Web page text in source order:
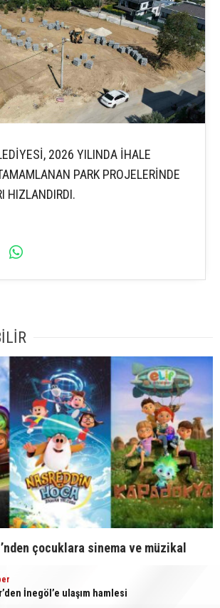
2026 YILINDA İHALE
PARK PROJELERİNDE
HIZLANDIRDI.
çocuklara sinema ve müzikal
İnegöl’e ulaşım hamlesi